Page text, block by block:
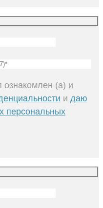
(а) и
и даю
персональных